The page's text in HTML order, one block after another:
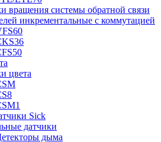
вращения системы обратной связи
инкрементальные с коммутацией
цвета
Sick
датчики
дыма